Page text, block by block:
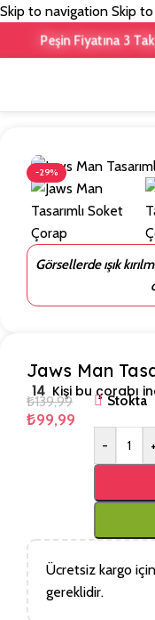
Skip to navigation Skip
Peşin Fiyatına 3
-29%
Görsellerde ışık
Jaws Man
14 Kişi bu çorabı
₺139,99
₺99,99
Stokta
-
Ücretsiz kargo için
gereklidir.